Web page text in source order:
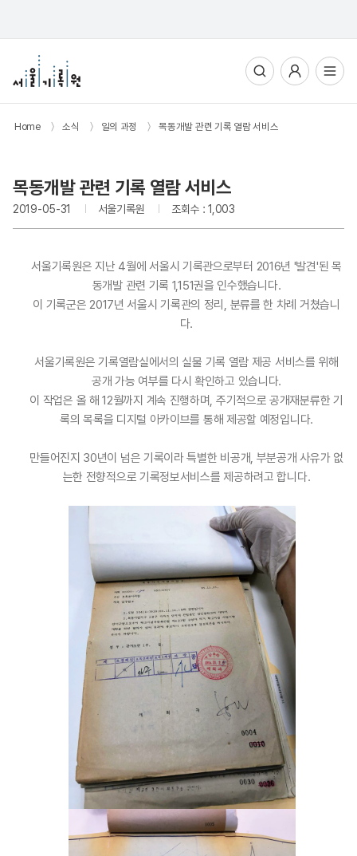
전체메뉴열기
Home 〉 소식 〉 일의 과정 〉 목동개발 관련 기록 열람 서비스
목동개발 관련 기록 열람 서비스
2019-05-31 서울기록원 조회수 : 1,003
서울기록원은 지난 4월에 서울시 기록관으로부터 2016년 '발견'된 목
동개발 관련 기록 1,151권을 인수했습니다.
이 기록군은 2017년 서울시 기록관의 정리, 분류를 한 차례 거쳤습니
다.
서울기록원은 기록열람실에서의 실물 기록 열람 제공 서비스를 위해
공개 가능 여부를 다시 확인하고 있습니다.
이 작업은 올 해 12월까지 계속 진행하며, 주기적으로 공개재분류한 기
록의 목록을 디지털 아카이브를 통해 제공할 예정입니다.
만들어진지 30년이 넘은 기록이라 특별한 비공개, 부분공개 사유가 없
는한 전향적으로 기록정보서비스를 제공하려고 합니다.